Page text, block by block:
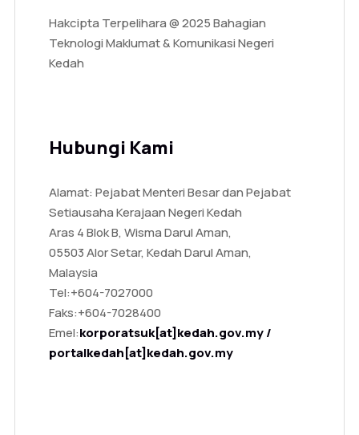
Hakcipta Terpelihara @ 2025 Bahagian
Teknologi Maklumat & Komunikasi Negeri
Kedah
Hubungi Kami
Alamat: Pejabat Menteri Besar dan Pejabat
Setiausaha Kerajaan Negeri Kedah
Aras 4 Blok B, Wisma Darul Aman,
05503 Alor Setar, Kedah Darul Aman,
Malaysia
Tel:+604-7027000
Faks:+604-7028400
Emel:korporatsuk[at]kedah.gov.my /
portalkedah[at]kedah.gov.my